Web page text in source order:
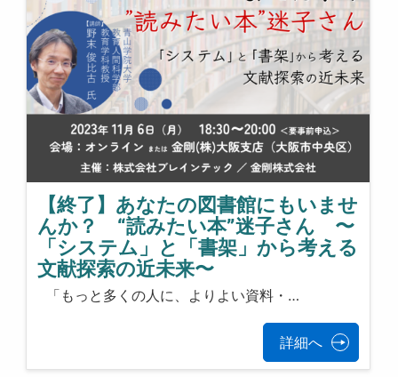
【終了】あなたの図書館にもいませ
んか？ “読みたい本”迷子さん 〜
「システム」と「書架」から考える
文献探索の近未来〜
「もっと多くの人に、よりよい資料・…
詳細へ